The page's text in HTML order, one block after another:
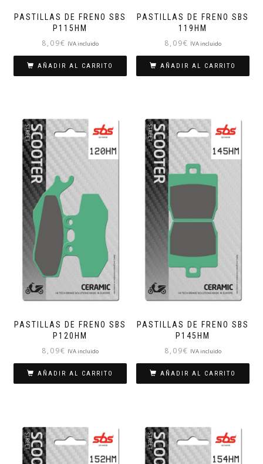
PASTILLAS DE FRENO SBS
P115HM
8,09€ IVA incluido
AÑADIR AL CARRITO
PASTILLAS DE FRENO SBS
119HM
8,09€ IVA incluido
AÑADIR AL CARRITO
PASTILLAS DE FRENO SBS
P120HM
8,09€ IVA incluido
AÑADIR AL CARRITO
PASTILLAS DE FRENO SBS
P145HM
8,09€ IVA incluido
AÑADIR AL CARRITO